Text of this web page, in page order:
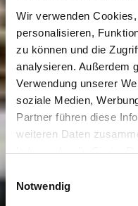
Wir verwenden
personalisieren,
zu können und die
analysieren. Außerdem
Verwendung unserer
soziale Medien,
Partner führen diese
weiteren Daten
haben oder die Sie im
Cookies, wenn Sie
Einwilligungsauswahl
Notwendig